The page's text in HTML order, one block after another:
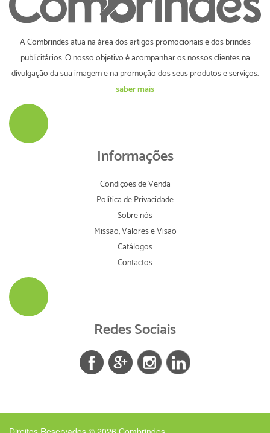
A Combrindes atua na área dos artigos promocionais e dos brindes
publicitários. O nosso objetivo é acompanhar os nossos clientes na
divulgação da sua imagem e na promoção dos seus produtos e serviços.
saber mais
Informações
Condições de Venda
Política de Privacidade
Sobre nós
Missão, Valores e Visão
Catálogos
Contactos
Redes Sociais